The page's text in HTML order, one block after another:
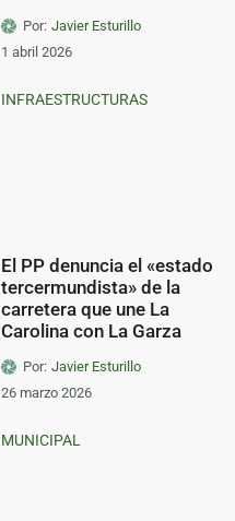
Por: Javier Esturillo
1 abril 2026
INFRAESTRUCTURAS
El PP denuncia el «estado
tercermundista» de la
carretera que une La
Carolina con La Garza
Por: Javier Esturillo
26 marzo 2026
MUNICIPAL